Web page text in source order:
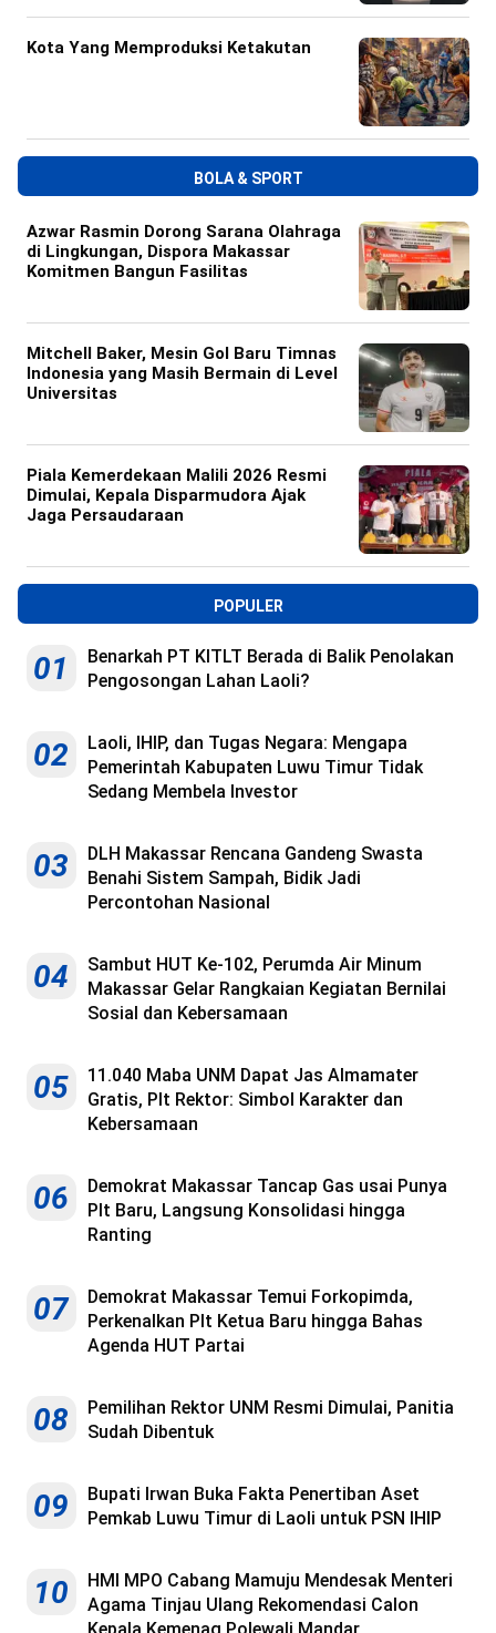
Kota Yang Memproduksi Ketakutan
BOLA & SPORT
Azwar Rasmin Dorong Sarana Olahraga
di Lingkungan, Dispora Makassar
Komitmen Bangun Fasilitas
Mitchell Baker, Mesin Gol Baru Timnas
Indonesia yang Masih Bermain di Level
Universitas
Piala Kemerdekaan Malili 2026 Resmi
Dimulai, Kepala Disparmudora Ajak
Jaga Persaudaraan
POPULER
01
Benarkah PT KITLT Berada di Balik Penolakan
Pengosongan Lahan Laoli?
02
Laoli, IHIP, dan Tugas Negara: Mengapa
Pemerintah Kabupaten Luwu Timur Tidak
Sedang Membela Investor
03
DLH Makassar Rencana Gandeng Swasta
Benahi Sistem Sampah, Bidik Jadi
Percontohan Nasional
04
Sambut HUT Ke-102, Perumda Air Minum
Makassar Gelar Rangkaian Kegiatan Bernilai
Sosial dan Kebersamaan
05
11.040 Maba UNM Dapat Jas Almamater
Gratis, Plt Rektor: Simbol Karakter dan
Kebersamaan
06
Demokrat Makassar Tancap Gas usai Punya
Plt Baru, Langsung Konsolidasi hingga
Ranting
07
Demokrat Makassar Temui Forkopimda,
Perkenalkan Plt Ketua Baru hingga Bahas
Agenda HUT Partai
08
Pemilihan Rektor UNM Resmi Dimulai, Panitia
Sudah Dibentuk
09
Bupati Irwan Buka Fakta Penertiban Aset
Pemkab Luwu Timur di Laoli untuk PSN IHIP
10
HMI MPO Cabang Mamuju Mendesak Menteri
Agama Tinjau Ulang Rekomendasi Calon